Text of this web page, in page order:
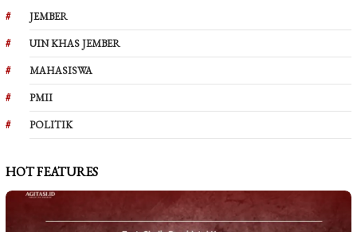
JEMBER
UIN KHAS JEMBER
MAHASISWA
PMII
POLITIK
HOT FEATURES